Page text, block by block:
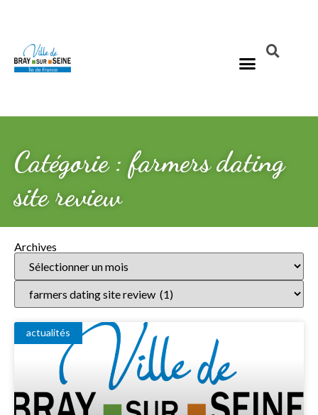
Catégorie : farmers dating
site review
Archives
actualités